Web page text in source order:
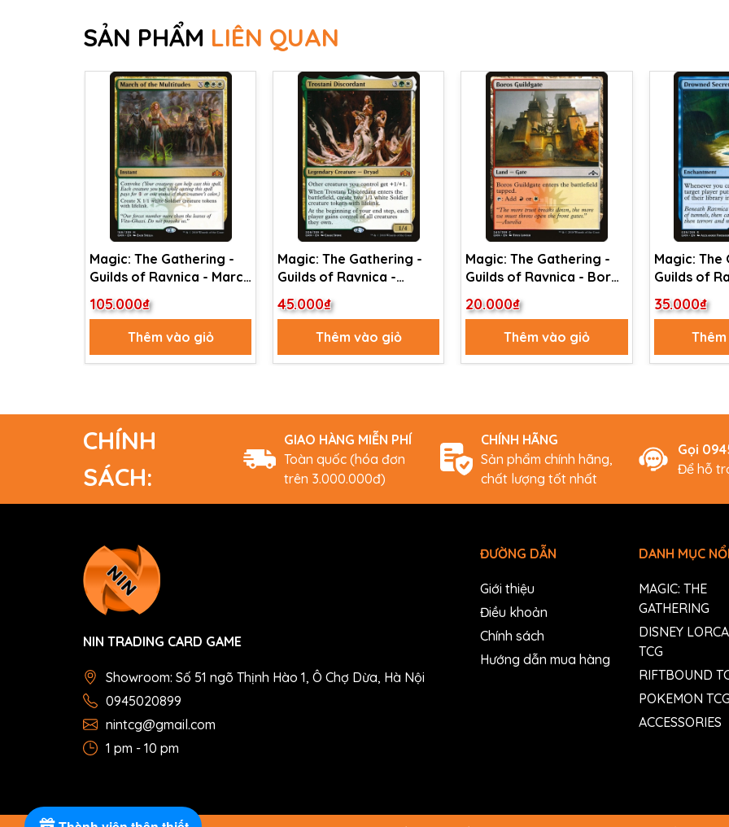
SẢN PHẨM LIÊN QUAN
Magic: The Gathering -
Guilds of Ravnica - March
of the Multitudes (188)
105.000₫
Thêm vào giỏ
Magic: The Gathering -
Guilds of Ravnica -
Trostani Discordant
(208)
45.000₫
Thêm vào giỏ
Magic: The Gathering -
Guilds of Ravnica - Boros
Guildgate (243)
20.000₫
Thêm vào giỏ
Magic: The
Guilds of
Drowned
35.000₫
CHÍNH
SÁCH:
GIAO HÀNG MIỄN PHÍ
Toàn quốc (hóa đơn
trên 3.000.000đ)
CHÍNH HÃNG
Sản phẩm chính hãng,
chất lượng tốt nhất
Gọi
Để hỗ
NIN TRADING CARD GAME
Showroom: Số 51 ngõ Thịnh Hào 1, Ô Chợ Dừa, Hà Nội
0945020899
nintcg@gmail.com
1 pm - 10 pm
ĐƯỜNG DẪN
Giới thiệu
Điều khoản
Chính sách
Hướng dẫn mua hàng
DANH MỤC
MAGIC: THE
GATHERING
DISNEY
TCG
RIFTBOUND
POKEMON TCG
ACCESSORIES